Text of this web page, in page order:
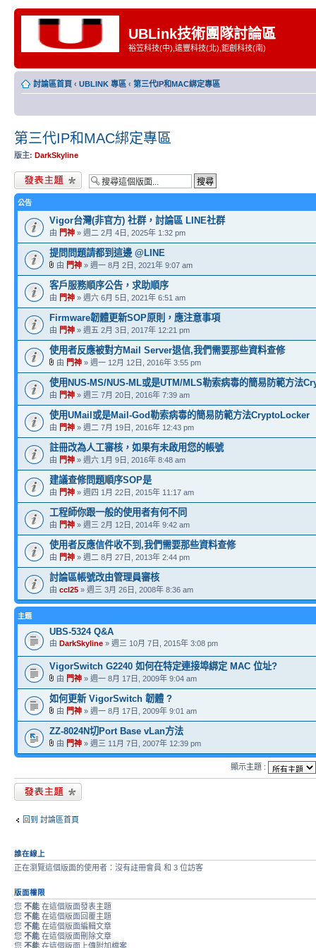
UBLink技術團隊討論區
裕笠科技(中),遠豐科技(北),鉅創科技(南)
討論區首頁 ‹ UBLINK 專區 ‹ 第三代IP和MAC綁定專區
第三代IP和MAC綁定專區
版主: DarkSkyline
發表新主題
公告
Vigor台灣(非官方) 社群，討論區 LINE社群
由 門神 » 週二 2月 4日, 2025年 1:32 pm
提問問題請都到這邊 @LINE
由 門神 » 週一 8月 2日, 2021年 9:07 am
客戶服務順序公告，求助順序
由 門神 » 週六 6月 5日, 2021年 6:51 am
Firmware韌體更新SOP原則，應注意事項
由 門神 » 週五 2月 3日, 2017年 12:21 pm
使用者反應被對方Mail Server退信,我們需要那些資料查修
由 門神 » 週一 12月 12日, 2016年 3:55 pm
使用NUS-MS/NUS-ML或是UTM/MLS勒索病毒的簡易防範方法
由 門神 » 週三 7月 20日, 2016年 7:39 am
使用UMail或是Mail-God勒索病毒的簡易防範方法CryptoLocker
由 門神 » 週二 7月 19日, 2016年 12:43 pm
註冊改為人工審核，如果有未啟用您的帳號
由 門神 » 週六 1月 9日, 2016年 8:48 am
建議查修問題順序SOP是
由 門神 » 週四 1月 22日, 2015年 11:17 am
工程師你跟一般的使用者有何不同
由 門神 » 週三 2月 12日, 2014年 9:42 am
使用者反應信件收不到,我們需要那些資料查修
由 門神 » 週二 8月 27日, 2013年 2:44 pm
討論區帳號改由管理員審核
由 ccl25 » 週三 3月 26日, 2008年 8:36 am
主題
UBS-5324 Q&A
由 DarkSkyline » 週三 10月 7日, 2015年 3:08 pm
VigorSwitch G2240 如何在特定連接埠綁定 MAC 位址?
由 門神 » 週一 8月 17日, 2009年 9:04 am
如何更新 VigorSwitch 韌體 ?
由 門神 » 週一 8月 17日, 2009年 9:01 am
ZZ-8024N切Port Base vLan方法
由 門神 » 週三 11月 7日, 2007年 12:39 pm
顯示主題 :
發表新主題
回到 討論區首頁
誰在線上
正在瀏覽這個版面的使用者：沒有註冊會員 和 3 位訪客
版面權限
您 不能 在這個版面發表主題
您 不能 在這個版面回覆主題
您 不能 在這個版面編輯文章
您 不能 在這個版面刪除文章
您 不能 在這個版面上傳附加檔案